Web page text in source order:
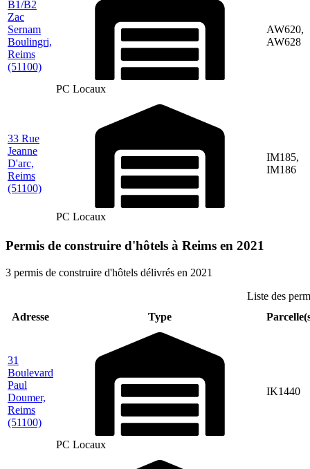
B1/B2
Zac
Sernam
Boulingri,
Reims
(51100)
PC Locaux
AW620,
AW628
33 Rue
Jeanne
D'arc,
Reims
(51100)
PC Locaux
IM185,
IM186
Permis de construire d'hôtels à Reims en 2021
3 permis de construire d'hôtels délivrés en 2021
Liste des
Adresse
Type
31
Boulevard
Paul
Doumer,
Reims
(51100)
PC Locaux
IK1440